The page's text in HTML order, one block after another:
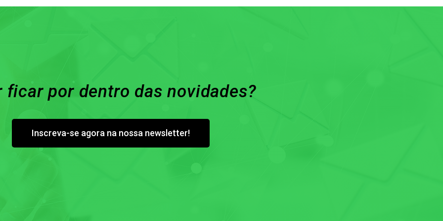
ficar por dentro das novidades?
Inscreva-se agora na nossa newsletter!